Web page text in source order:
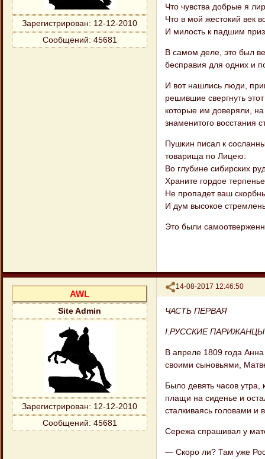
Зарегистрирован: 12-12-2010
Сообщений: 45681
Что чувства добрые я
Что в мой жестокий век
И милость к падшим
В самом деле, это был
бесправия для одних и
И вот нашлись люди,
решившие свергнуть
которые им доверяли, на
знаменитого восстания
Пушкин писал к
товарища по Лицею:
Во глубине сибирских
Храните гордое
Не пропадет ваш
И дум высокое
Это были
Поделиться
14-08-2017 12:46:50
AWL
Site Admin
Зарегистрирован: 12-12-2010
Сообщений: 45681
ЧАСТЬ ПЕРВАЯ
I.РУССКИЕ ПАРИЖАНЦЫ
В апреле 1809 года
своими сыновьями,
Было девять часов утра,
плащи на сиденье и
сталкиваясь головами и
Сережа спрашивал у
— Скоро ли? Там уже